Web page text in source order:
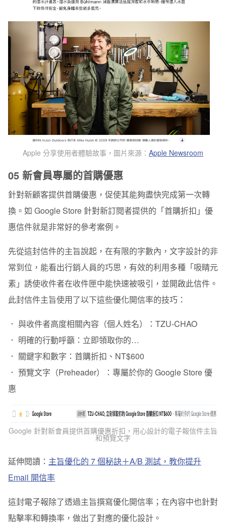
Apple 分享使用者體驗故事 ，圖片來源： Apple Newsroom
05 新會員專屬的首購優惠
針對新顧客提供首購優惠，促使其能夠盡快完成第一次轉
換。如 Google Store 針對新訂閱者提供的「首購折扣」優
惠信件就是非常好的參考案例。
先從這封信件的主旨說起，在有限的字數內，文字設計的非
常到位，能看出行銷人員的巧思，有效的利用多種「吸睛元
素」誘使收件者在收件匣中能快速被吸引，並開啟此信件。
此封信件主旨使用了以下這些優化開信率的技巧：
． 與收件者高度相關內容（個人姓名）： TZU-CHAO
． 明確的行動呼籲： 立即領取你的…
． 關鍵字和數字： 首購折扣、NT$600
． 預覽文字（Preheader）： 專屬於你的 Google Store 優
惠
Google 針對新會員提供首購優惠折扣，用心設計的電子報信件主旨
和預覽文字
延伸閱讀： 主旨優化的 7 個秘訣＋A/B 測試，教你提升
Email 開信率
這封電子報除了透過主旨撰寫優化開信率；在內容中也針對
點擊率和轉換率，做出了對應的優化設計。